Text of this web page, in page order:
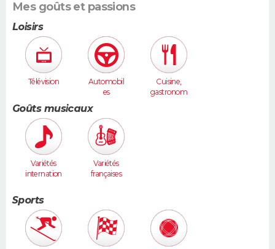
Mes goûts et passions
Loisirs
Télévision
Automobil
es
Cuisine,
gastronom
Goûts musicaux
Variétés
internation
Variétés
françaises
Sports